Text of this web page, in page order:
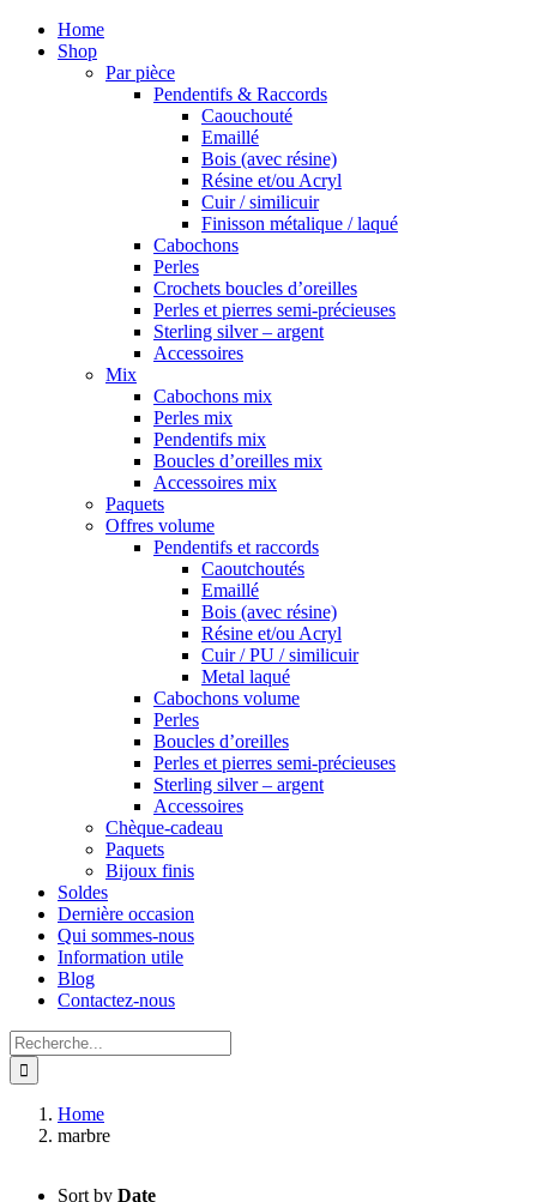
Home
Shop
Par pièce
Pendentifs & Raccords
Caouchouté
Emaillé
Bois (avec résine)
Résine et/ou Acryl
Cuir / similicuir
Finisson métalique / laqué
Cabochons
Perles
Crochets boucles d’oreilles
Perles et pierres semi-précieuses
Sterling silver – argent
Accessoires
Mix
Cabochons mix
Perles mix
Pendentifs mix
Boucles d’oreilles mix
Accessoires mix
Paquets
Offres volume
Pendentifs et raccords
Caoutchoutés
Emaillé
Bois (avec résine)
Résine et/ou Acryl
Cuir / PU / similicuir
Metal laqué
Cabochons volume
Perles
Boucles d’oreilles
Perles et pierres semi-précieuses
Sterling silver – argent
Accessoires
Chèque-cadeau
Paquets
Bijoux finis
Soldes
Dernière occasion
Qui sommes-nous
Information utile
Blog
Contactez-nous
Search
for:
Home
marbre
Sort by Date